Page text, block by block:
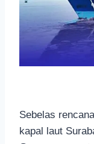
Sebelas
kapal laut